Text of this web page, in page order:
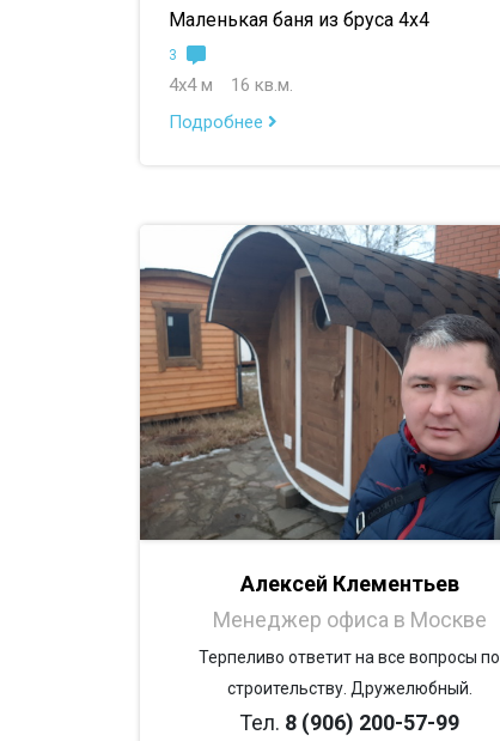
Маленькая баня из бруса 4х4
3
4х4 м
16 кв.м.
Подробнее
Алексей Клементьев
Менеджер офиса в Москве
Терпеливо ответит на все вопросы по
строительству. Дружелюбный.
Тел. 8 (906) 200-57-99